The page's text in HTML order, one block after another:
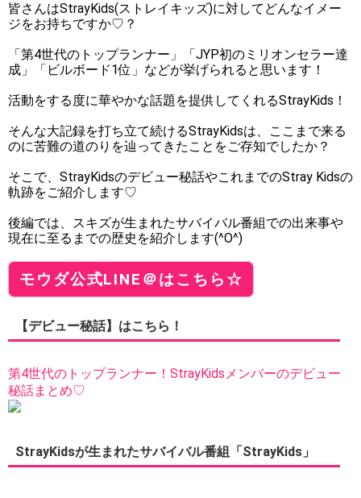
皆さんはStrayKids(ストレイキッズ)に対してどんなイメー
ジをお持ちですか♡？
「第4世代のトップランナー」「JYP初のミリオンセラー達
成」「ビルボード1位」などが挙げられると思います！
活動をする度に華やかな話題を提供してくれるStrayKids！
そんな大記録を打ち立て続けるStrayKidsは、ここまで来る
のに苦難の道のりを辿ってきたことをご存知でしたか？
そこで、StrayKidsのデビュー秘話やこれまでのStray Kidsの
軌跡をご紹介します♡
後編では、スキズが生まれたサバイバル番組での出来事や
現在に至るまでの歴史を紹介します(^O^)
モウダ公式LINE＠はこちら☆
【デビュー秘話】はこちら！
第4世代のトップランナー！StrayKidsメンバーのデビュー
秘話まとめ♡
StrayKidsが生まれたサバイバル番組「StrayKids」